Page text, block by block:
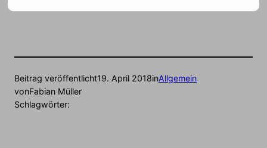
Beitrag veröffentlicht19. April 2018inAllgemein
vonFabian Müller
Schlagwörter: